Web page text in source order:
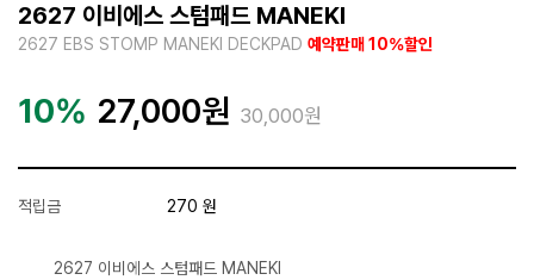
2627 이비에스 스텀패드 MANEKI
2627 EBS STOMP MANEKI DECKPAD 예약판매 10%할인
10% 27,000원 30,000원
적립금 270 원
2627 이비에스 스텀패드 MANEKI